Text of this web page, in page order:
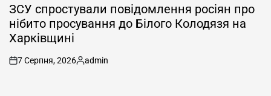
У
ЗСУ спростували повідомлення росіян про
нібито просування до Білого Колодязя на
Харківщині
on
7 Серпня, 2026
Опубліковано
admin